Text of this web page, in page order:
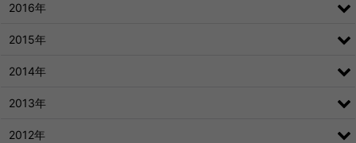
2016年
2015年
2014年
2013年
2012年